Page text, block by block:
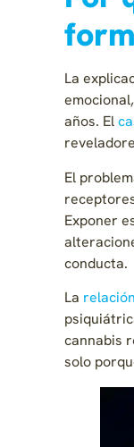
La
años. El
El
Exponer
conducta.
La
cannabis
solo